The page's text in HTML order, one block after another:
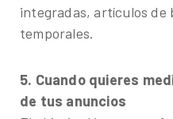
integradas, artículos de
temporales.
5. Cuando quieres
de tus anuncios